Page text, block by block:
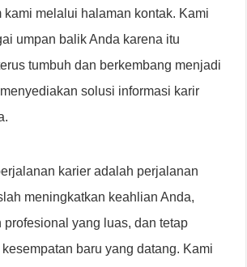
kami melalui halaman kontak. Kami
umpan balik Anda karena itu
tumbuh dan berkembang menjadi
solusi informasi karir
karier adalah perjalanan
meningkatkan keahlian Anda,
yang luas, dan tetap
baru yang datang. Kami